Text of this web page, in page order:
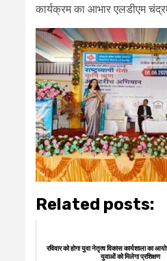
कार्यक्रम का आभार एलडीएम
Related posts:
रविवार को होगा युवा नेतृत्व विकास कार्यशाला का
युवाओं को मिलेगा प्रशिक्षण